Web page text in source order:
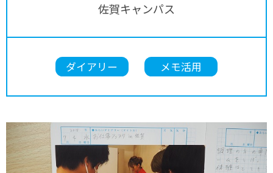
佐賀キャンパス
ダイアリー メモ活用